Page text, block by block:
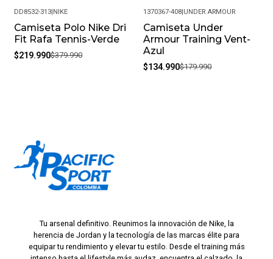
-42%
DD8532-313| NIKE
Camiseta Polo Nike Dri
Fit Rafa Tennis-Verde
$219.990$379.990
-25%
1370367-408 UNDER ARMOUR
Camiseta Under
Armour Training Vent-
Azul
$134.990$179.990
Tu arsenal definitivo. Reunimos la innovación de Nike, la
herencia de Jordan y la tecnología de las marcas élite para
equipar tu rendimiento y elevar tu estilo. Desde el training más